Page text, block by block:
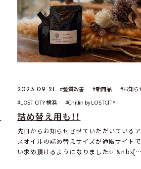
2023.09.21 髪質改善 新商品
お知ら
LOST CITY 横浜
Chillin by LOSTCITY
詰め替え用も！！
先日からお知らせさせていただいている
スオイルの詰め替えサイズが通販サイト
い求め頂けるようになりました✨